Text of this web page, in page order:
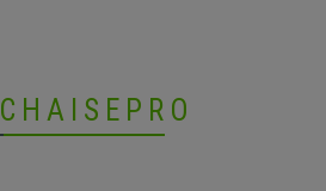
CHAISEPRO